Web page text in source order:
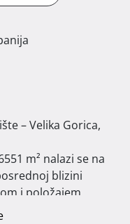
m² nalazi se na
blizini
i položajem,
različite namjene u